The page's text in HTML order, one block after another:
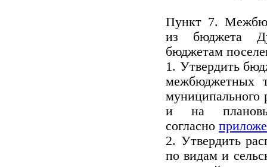
Пункт 7.
из бюджета
бюджетам
1. Утвердить
межбюджетных
муниципального
и на
согласно
2. Утвердить
по видам и